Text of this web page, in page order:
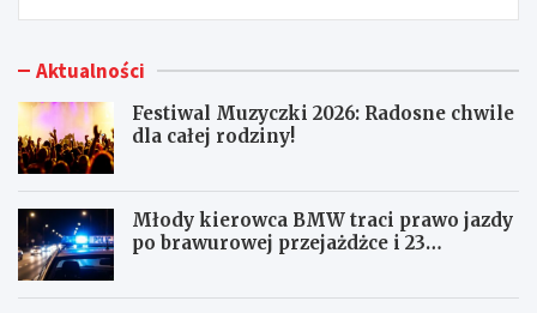
Aktualności
Festiwal Muzyczki 2026: Radosne chwile
dla całej rodziny!
Młody kierowca BMW traci prawo jazdy
po brawurowej przejażdżce i 23